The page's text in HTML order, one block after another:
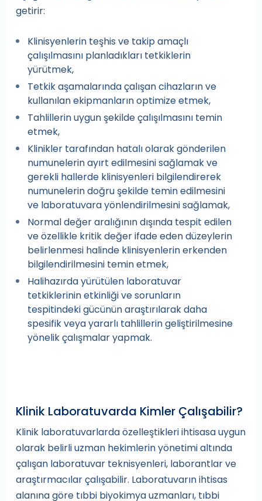
getirir:
Klinisyenlerin teşhis ve takip amaçlı
çalışılmasını planladıkları tetkiklerin
yürütmek,
Tetkik aşamalarında çalışan cihazların ve
kullanılan ekipmanların optimize etmek,
Tahlillerin uygun şekilde çalışılmasını temin
etmek,
Klinikler tarafından hatalı olarak gönderilen
numunelerin ayırt edilmesini sağlamak ve
gerekli hallerde klinisyenleri bilgilendirerek
numunelerin doğru şekilde temin edilmesini
ve laboratuvara yönlendirilmesini sağlamak,
Normal değer aralığının dışında tespit edilen
ve özellikle kritik değer ifade eden düzeylerin
belirlenmesi halinde klinisyenlerin erkenden
bilgilendirilmesini temin etmek,
Halihazırda yürütülen laboratuvar
tetkiklerinin etkinliği ve sorunların
tespitindeki gücünün araştırılarak daha
spesifik veya yararlı tahlillerin geliştirilmesine
yönelik çalışmalar yapmak.
Klinik Laboratuvarda Kimler Çalışabilir?
Klinik laboratuvarlarda özelleştikleri ihtisasa uygun
olarak belirli uzman hekimlerin yönetimi altında
çalışan laboratuvar teknisyenleri, laborantlar ve
araştırmacılar çalışabilir. Laboratuvarın ihtisas
alanına göre tıbbi biyokimya uzmanları, tıbbi